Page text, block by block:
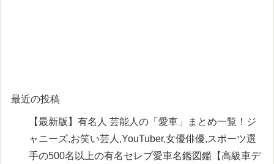
最近の投稿
【最新版】有名人 芸能人の「愛車」まとめ一覧！ジ
ャニーズ,お笑い芸人,YouTuber,女優俳優,スポーツ選
手の500名以上の有名セレブ愛車名鑑図鑑【高級車デ